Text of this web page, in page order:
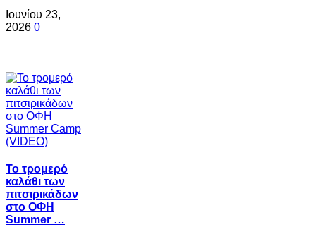
Ιουνίου 23,
2026 0
Το τρομερό
καλάθι των
πιτσιρικάδων
στο ΟΦΗ
Summer …